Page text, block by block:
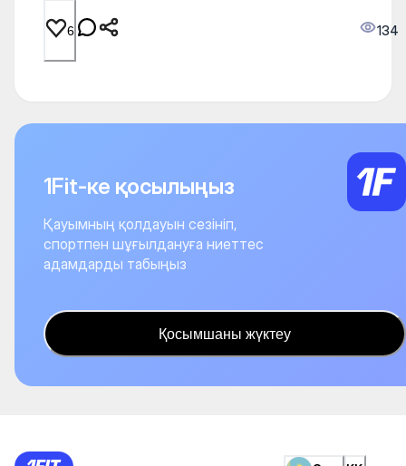
6 134
1Fit-ке қосылыңыз
Қауымның қолдауын сезініп,
спортпен шұғылдануға ниеттес
адамдарды табыңыз
Қосымшаны жүктеу